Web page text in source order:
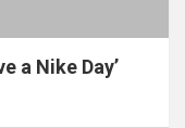
a Nike Day’